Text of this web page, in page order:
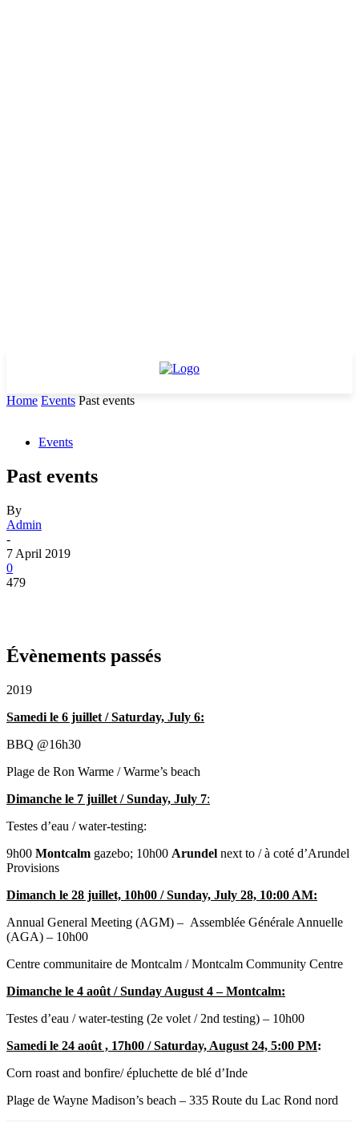
Home Events Past events
Events
Past events
By
Admin
-
7 April 2019
0
479
Évènements passés
2019
Samedi le 6 juillet / Saturday, July 6:
BBQ @16h30
Plage de Ron Warme / Warme’s beach
Dimanche le 7 juillet / Sunday, July 7:
Testes d’eau / water-testing:
9h00 Montcalm gazebo; 10h00 Arundel next to / à coté d’Arundel
Provisions
Dimanch le 28 juillet, 10h00 / Sunday, July 28, 10:00 AM:
Annual General Meeting (AGM) – Assemblée Générale Annuelle
(AGA) – 10h00
Centre communitaire de Montcalm / Montcalm Community Centre
Dimanche le 4 août / Sunday August 4 – Montcalm:
Testes d’eau / water-testing (2e volet / 2nd testing) – 10h00
Samedi le 24 août , 17h00 / Saturday, August 24, 5:00 PM:
Corn roast and bonfire/ épluchette de blé d’Inde
Plage de Wayne Madison’s beach – 335 Route du Lac Rond nord